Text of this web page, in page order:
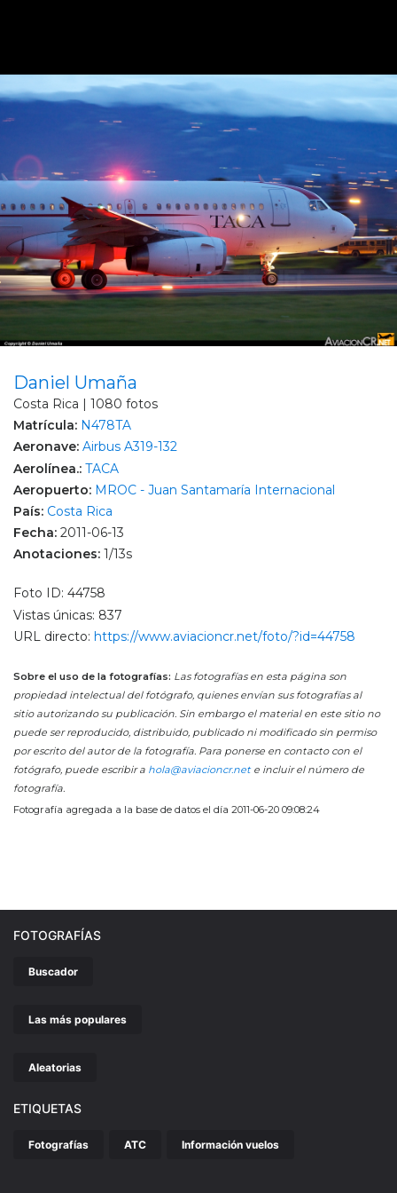
Daniel Umaña
Costa Rica | 1080 fotos
Matrícula: N478TA
Aeronave: Airbus A319-132
Aerolínea.: TACA
Aeropuerto: MROC - Juan Santamaría Internacional
País: Costa Rica
Fecha: 2011-06-13
Anotaciones: 1/13s
Foto ID: 44758
Vistas únicas: 837
URL directo: https://www.aviacioncr.net/foto/?id=44758
Sobre el uso de la fotografías: Las fotografías en esta página son
propiedad intelectual del fotógrafo, quienes envían sus fotografías al
sitio autorizando su publicación. Sin embargo el material en este sitio no
puede ser reproducido, distribuido, publicado ni modificado sin permiso
por escrito del autor de la fotografía. Para ponerse en contacto con el
fotógrafo, puede escribir a hola@aviacioncr.nete incluir el número de
fotografía.
Fotografía agregada a la base de datos el día 2011-06-20 09:08:24
FOTOGRAFÍAS
Buscador
Las más populares
Aleatorias
ETIQUETAS
Fotografías ATC Información vuelos